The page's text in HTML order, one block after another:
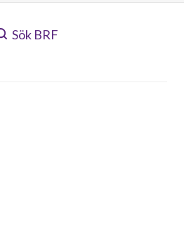
Sök BRF